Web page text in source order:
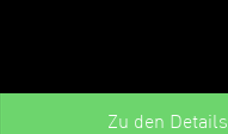
Zu den Details